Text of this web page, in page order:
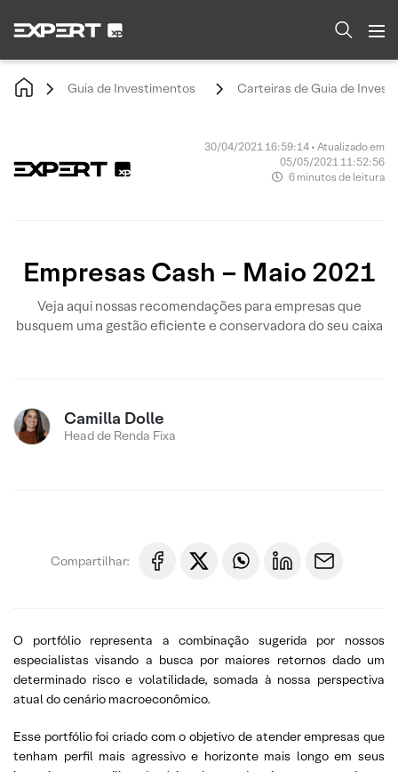
Guia de Investimentos Carteiras de Guia de
30/04/2021 16:59:14 • Atualizado em
05/05/2021 11:52:56
6 minutos de leitura
Empresas Cash – Maio 2021
Veja aqui nossas recomendações para empresas que
busquem uma gestão eficiente e conservadora do seu caixa
Camilla Dolle
Head de Renda Fixa
Compartilhar:
O portfólio representa a combinação sugerida por nossos
especialistas visando a busca por maiores retornos dado um
determinado risco e volatilidade, somada à nossa perspectiva
atual do cenário macroeconômico.
Esse portfólio foi criado com o objetivo de atender empresas que
tenham perfil mais agressivo e horizonte mais longo em seus